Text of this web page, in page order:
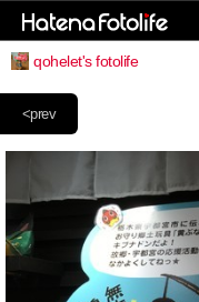
qohelet's fotolife
<prev